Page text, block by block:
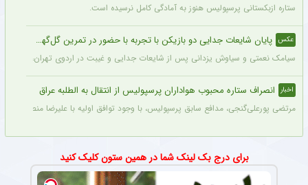
ستاره ازبکستانی پرسپولیس هنوز به آمادگی کامل نرسیده است.
عکس پایان شایعات جدایی دو بازیکن با تجربه با حضور در تمرین گل‌گهر + عکس
سیامک نعمتی و سیاوش یزدانی پس از شایعات جدایی و غیبت در اردوی تهران، دیروز
اخبار انصراف ستاره محبوب هواداران پرسپولیس از انتقال به الطلبه عراق
مرتضی پورعلی‌گنجی، مدافع سابق پرسپولیس، با وجود توافق اولیه با علیرضا منصوریان
برای درج بک لینک شما در همین ستون کلیک کنید